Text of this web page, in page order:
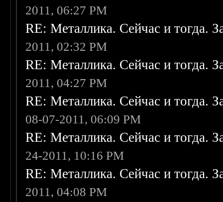
2011, 06:27 PM
RE: Металлика. Сейчас и тогда.
2011, 02:32 PM
RE: Металлика. Сейчас и тогда.
2011, 04:27 PM
RE: Металлика. Сейчас и тогда.
08-07-2011, 06:09 PM
RE: Металлика. Сейчас и тогда.
24-2011, 10:16 PM
RE: Металлика. Сейчас и тогда.
2011, 04:08 PM